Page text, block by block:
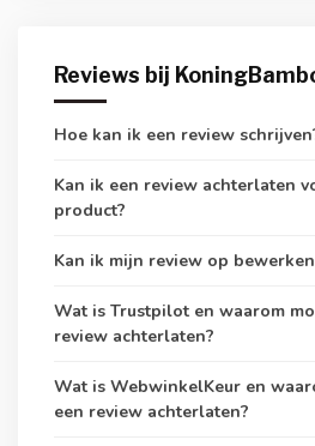
Reviews bij
Hoe kan ik een review
Kan ik een review achterlaten
product?
Kan ik mijn review op
Wat is Trustpilot en waarom
review achterlaten?
Wat is WebwinkelKeur en
een review achterlaten?